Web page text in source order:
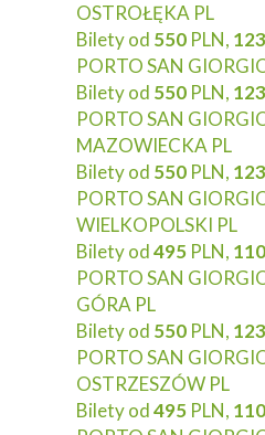
OSTROŁĘKA PL
Bilety od 550 PLN, 123
PORTO SAN
Bilety od 550 PLN, 123
PORTO SAN
MAZOWIECKA PL
Bilety od 550 PLN, 123
PORTO SAN
WIELKOPOLSKI PL
Bilety od495 PLN, 110
PORTO SAN
GÓRA PL
Bilety od 550 PLN, 123
PORTO SAN
OSTRZESZÓW PL
Bilety od495 PLN, 110